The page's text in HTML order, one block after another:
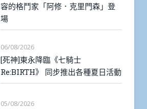
容的格鬥家「阿修．克里門森」登
場
06/08/2026
[死神]東永降臨《七騎士
Re:BIRTH》 同步推出各種夏日活動
05/08/2026